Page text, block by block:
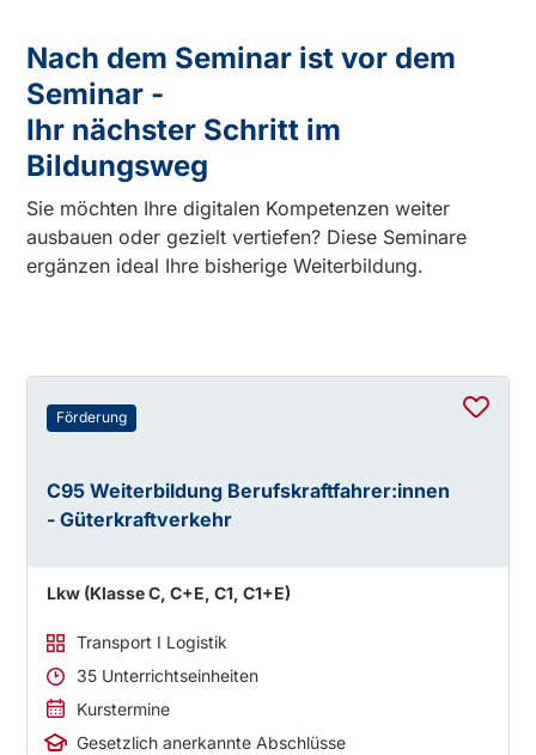
Nach dem Seminar ist vor dem
Seminar -
Ihr nächster Schritt im
Bildungsweg
Sie möchten Ihre digitalen Kompetenzen weiter
ausbauen oder gezielt vertiefen? Diese Seminare
ergänzen ideal Ihre bisherige Weiterbildung.
Förderung
C95 Weiterbildung Berufskraftfahrer:innen
- Güterkraftverkehr
Lkw (Klasse C, C+E, C1, C1+E)
Transport I Logistik
35 Unterrichtseinheiten
Kurstermine
Gesetzlich anerkannte Abschlüsse